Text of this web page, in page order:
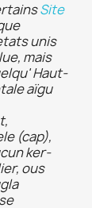
Site
unis
mais
Haut-
aïgu
(cap),
ker-
ous